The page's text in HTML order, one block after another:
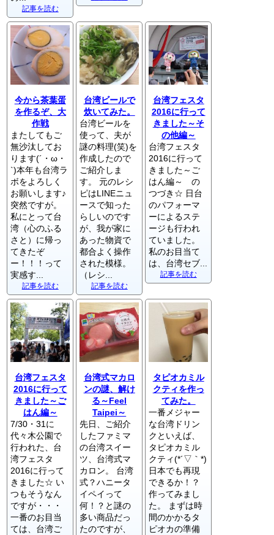
記事を読む
今から茶葉蛋
を作るぞ、大
作戦
またしてもご
無沙汰してお
ります(´・ω・
`)本年も台湾ラ
ボをよろしく
お願いします♪
突然ですが。
私にとって台
湾（心のふる
さと）に帰っ
てきたぞ
ー！！！って
実感す...
記事を読む
台湾ビールで
炊いてみた。
台湾ビールを
使って、夫が
謎の料理(笑)を
作成したので
ご紹介しま
す。 元のレシ
ピはLINEニュ
ースで知った
らしいのです
が、我が家に
あった物資で
都合よく操作
された模様。
（レシ...
記事を読む
台湾フェスタ
2016に行って
きました～そ
の他編～
台湾フェスタ
2016に行って
きました～ご
はん編～ の
つづき☆ 日台
のパフォーマ
ーによるステ
ージも行われ
ていました。
私のお目当て
は、台湾セブ...
記事を読む
台湾フェスタ
2016に行って
きました～ご
はん編～
7/30・31に
代々木公園で
行われた、台
湾フェスタ
2016に行って
きました☆ い
つもそうなん
ですが・・・
一番のお目当
ては、台湾ご
台湾式マカロ
ンの謎、解け
る～Feel
Taipei～
先日、ご紹介
したファミマ
の台湾スイー
ツ、台湾式マ
カロン。 台湾
式？ハニータ
イペイって
何！？と謎の
多い商品だっ
たのですが、
タピオカミル
クティを作っ
てみた。
一番メジャー
な台湾ドリン
クといえば、
タピオカミル
クティ(*´▽｀*)
日本でも再現
できるか！？
作ってみまし
た。 まずは時
間のかかるタ
ピオカの準備